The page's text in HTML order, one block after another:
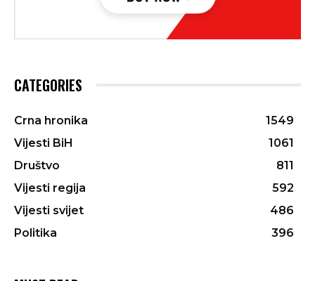
CATEGORIES
Crna hronika
1549
Vijesti BiH
1061
Društvo
811
Vijesti regija
592
Vijesti svijet
486
Politika
396